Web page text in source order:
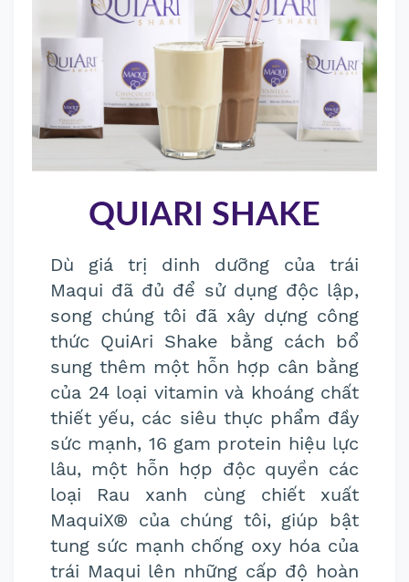
QUIARI SHAKE
Dù giá trị dinh dưỡng của trái
Maqui đã đủ để sử dụng độc lập,
song chúng tôi đã xây dựng công
thức QuiAri Shake bằng cách bổ
sung thêm một hỗn hợp cân bằng
của 24 loại vitamin và khoáng chất
thiết yếu, các siêu thực phẩm đầy
sức mạnh, 16 gam protein hiệu lực
lâu, một hỗn hợp độc quyền các
loại Rau xanh cùng chiết xuất
MaquiX® của chúng tôi, giúp bật
tung sức mạnh chống oxy hóa của
trái Maqui lên những cấp độ hoàn